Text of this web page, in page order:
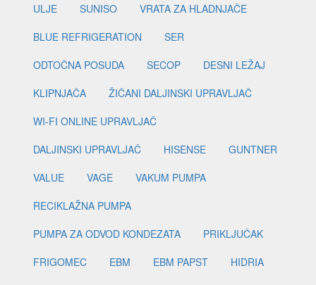
ULJE
SUNISO
VRATA ZA HLADNJAČE
BLUE REFRIGERATION
SER
ODTOČNA POSUDA
SECOP
DESNI LEŽAJ
KLIPNJAČA
ŽIČANI DALJINSKI UPRAVLJAČ
WI-FI ONLINE UPRAVLJAČ
DALJINSKI UPRAVLJAČ
HISENSE
GUNTNER
VALUE
VAGE
VAKUM PUMPA
RECIKLAŽNA PUMPA
PUMPA ZA ODVOD KONDEZATA
PRIKLJUČAK
FRIGOMEC
EBM EBM PAPST
HIDRIA